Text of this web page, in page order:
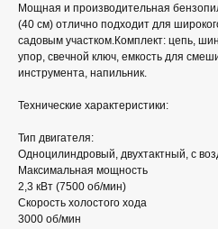
Мощная и производительная
(40 см) отлично подходит для
садовым участком.Комплект: цепь,
упор, cвечной ключ, емкость для
инструмента, напильник.
Технические характеристики:
Тип двигателя:
Одноцилиндровый, двухтактный, с
Максимальная мощность
2,3 кВт (7500 об/мин)
Скорость холостого хода
3000 об/мин